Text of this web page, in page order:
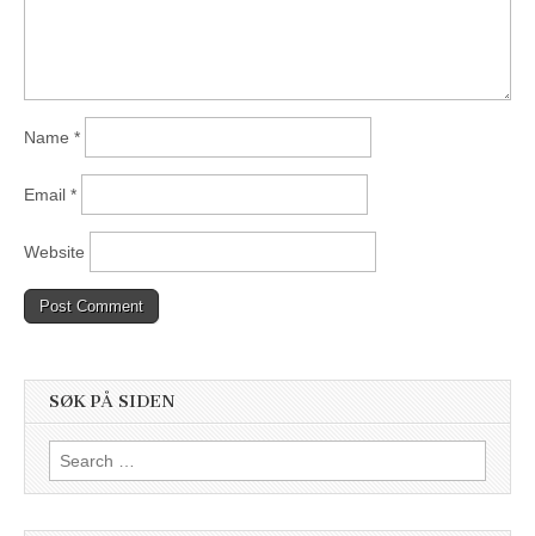
Name *
Email *
Website
SØK PÅ SIDEN
Search
for: